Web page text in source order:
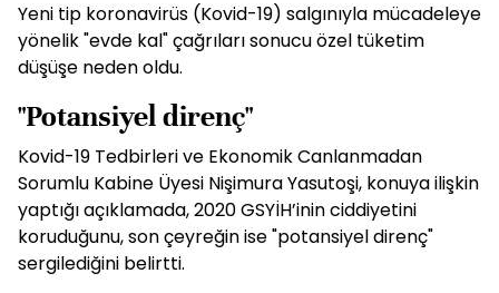
Yeni tip koronavirüs (Kovid-19) salgınıyla mücadeleye
yönelik "evde kal" çağrıları sonucu özel tüketim
düşüşe neden oldu.
"Potansiyel direnç"
Kovid-19 Tedbirleri ve Ekonomik Canlanmadan
Sorumlu Kabine Üyesi Nişimura Yasutoşi, konuya ilişkin
yaptığı açıklamada, 2020 GSYİH’inin ciddiyetini
koruduğunu, son çeyreğin ise "potansiyel direnç"
sergilediğini belirtti.